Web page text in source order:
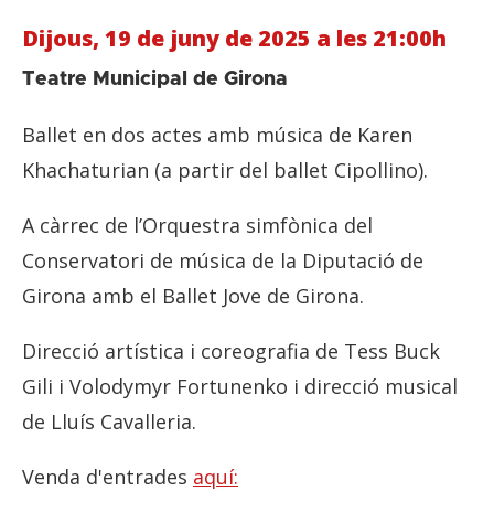
Dijous, 19 de juny de 2025 a les 21:00h
Teatre Municipal de Girona
Ballet en dos actes amb música de Karen
Khachaturian (a partir del ballet Cipollino).
A càrrec de l’Orquestra simfònica del
Conservatori de música de la Diputació de
Girona amb el Ballet Jove de Girona.
Direcció artística i coreografia de Tess Buck
Gili i Volodymyr Fortunenko i direcció musical
de Lluís Cavalleria.
Venda d'entrades aquí: